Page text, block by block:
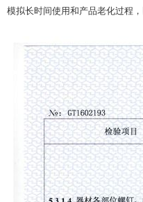
模拟长时间使用和产品老化过程